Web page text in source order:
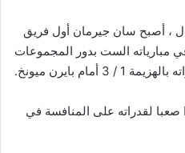
، أصبح سان جيرمان أول فريق
يحرز 25 هدفا في مبارياته الست بدور المجموعات
بايرن ميونخ.
صعبا لقدراته على المنافسة في